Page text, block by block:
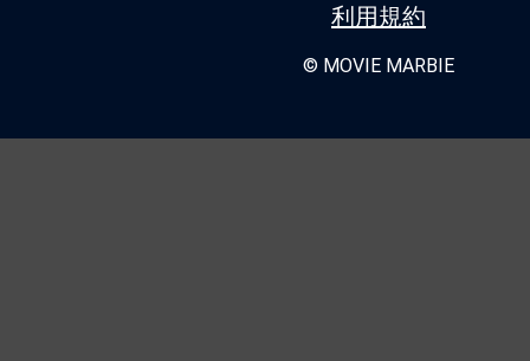
利用規約
© MOVIE MARBIE